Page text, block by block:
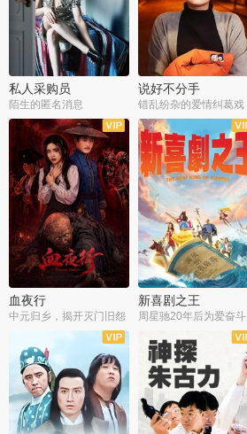
私人采购员
陌生的匿名消息
说好不分手
错乱纷杂的爱情纠葛戏
血夜行
中元归乡，揭开灭门旧怨
新喜剧之王
周星驰20年后为爱奋斗